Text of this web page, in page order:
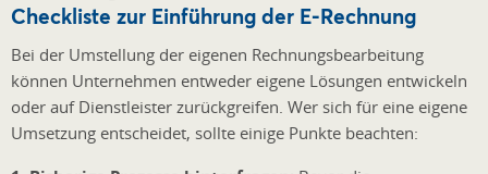
Checkliste zur Einführung der E-Rechnung
Bei der Umstellung der eigenen Rechnungsbearbeitung
können Unternehmen entweder eigene Lösungen entwickeln
oder auf Dienstleister zurückgreifen. Wer sich für eine eigene
Umsetzung entscheidet, sollte einige Punkte beachten: